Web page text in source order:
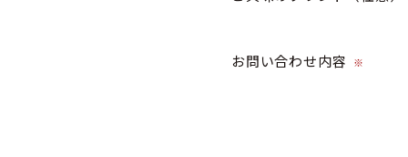
お問い合わせ内容 ※